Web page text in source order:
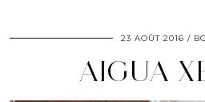
23 AOÛT 2016
AIGUA